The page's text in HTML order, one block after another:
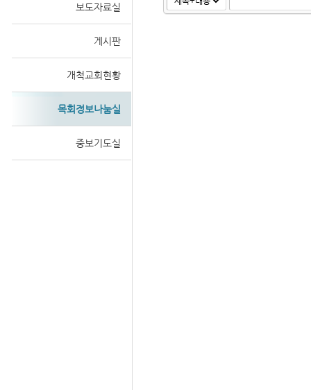
보도자료실
게시판
개척교회현황
목회정보나눔실
중보기도실